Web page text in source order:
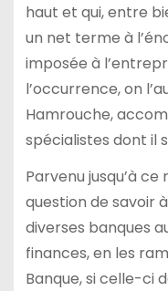
haut et qui, entre
un net terme à
imposée à
l’occurrence, on
Hamrouche,
spécialistes dont il
Parvenu jusqu’à
question de savoir
diverses banques
finances, en les
Banque, si celle-ci